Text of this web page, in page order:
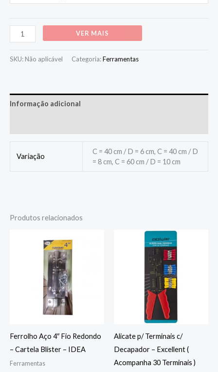
VER MAIS
SKU: Não aplicável Categoria:Ferramentas
Informação adicional
Variação
C = 40 cm / D = 6 cm, C = 40 cm / D
= 8 cm, C = 60 cm / D = 10 cm
Produtos relacionados
Ferrolho Aço 4″ Fio Redondo
– Cartela Blister – IDEA
Ferramentas
Alicate p/ Terminais c/
Decapador – Excellent (
Acompanha 30 Terminais )